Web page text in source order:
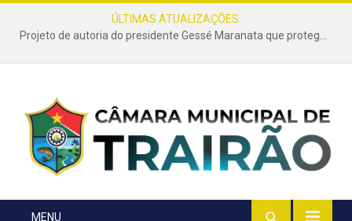
ÚLTIMAS ATUALIZAÇÕES:
Projeto de autoria do presidente Gessé Maranata que protege as estradas vicinais de Trairão é transformado em lei
MENU